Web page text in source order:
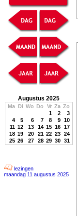
Augustus 2025
Ma Di Wo Do Vr Za Zo
1
2
3
4
5 6 7 8 9 10
11 12 13 14 15 16 17
18 19 20 21 22 23 24
25 26 27 28 29 30 31
lezingen
maandag 11 augustus 2025